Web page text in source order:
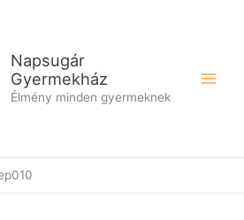
Napsugár
Gyermekház
Élmény minden gyermeknek